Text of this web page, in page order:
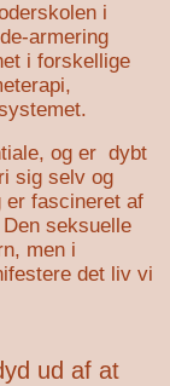
i
armering
i forskellige
og er dybt
sig selv og
er fascineret af
seksuelle
men i
det liv vi
ud af at